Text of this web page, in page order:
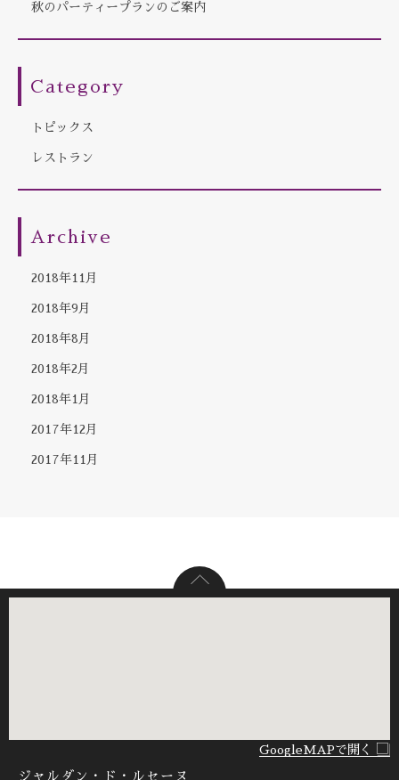
秋のパーティープランのご案内
Category
トピックス
レストラン
Archive
2018年11月
2018年9月
2018年8月
2018年2月
2018年1月
2017年12月
2017年11月
GoogleMAPで開く
ジャルダン・ド・ルセーヌ